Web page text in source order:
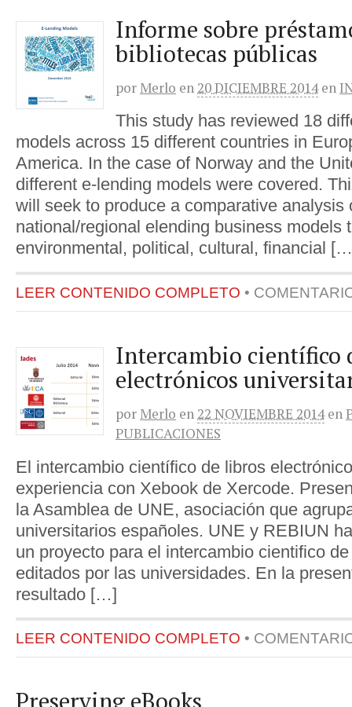
Informe sobre
bibliotecas públicas
por Merlo en 20 DICIEMBRE 2014 en
This study has reviewed 18
models across 15 different countries in
America. In the case of Norway and the
different e-lending models were covered.
will seek to produce a comparative analysis
national/regional elending business models
environmental, political, cultural, financial
LEER CONTENIDO COMPLETO •
Intercambio científico
electrónicos
por Merlo en 22 NOVIEMBRE 2014 en
PUBLICACIONES
El intercambio científico de libros
experiencia con Xebook de Xercode.
la Asamblea de UNE, asociación que
universitarios españoles. UNE y REBIUN
un proyecto para el intercambio cientifico
editados por las universidades. En la
resultado […]
LEER CONTENIDO COMPLETO •